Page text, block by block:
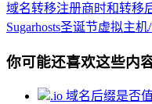
域名转移注册商时和转移
Sugarhosts圣诞节虚拟主
你可能还喜欢这些内容
.io 域名后缀是否